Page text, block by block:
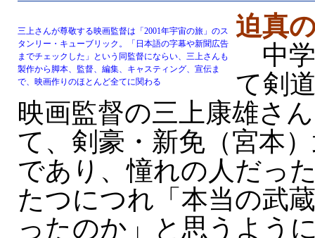
三上さんが尊敬する映画監督は「2001年宇宙の旅」のス
タンリー・キューブリック。「日本語の字幕や新聞広告
までチェックした」という同監督にならい、三上さんも
製作から脚本、監督、編集、キャスティング、宣伝ま
で、映画作りのほとんど全てに関わる
迫真
中学
て剣
映画監督の三上康雄さ
て、剣豪・新免（宮本
であり、憧れの人だっ
たつにつれ「本当の武
ったのか」と思うよう